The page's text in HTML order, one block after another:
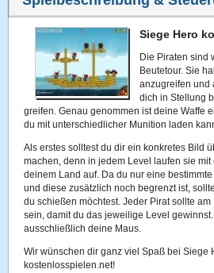
Siege Hero
Die Piraten sind
Beutetour. Sie
anzugreifen und
dich in Stellung
greifen. Genau genommen ist deine Waffe
du mit unterschiedlicher Munition laden
Als erstes solltest du dir ein konkretes Bild
machen, denn in jedem Level laufen sie
deinem Land auf. Da du nur eine
und diese zusätzlich noch begrenzt ist,
du schießen möchtest. Jeder Pirat sollte
sein, damit du das jeweilige Level
ausschließlich deine Maus.
Wir wünschen dir ganz viel Spaß bei Siege
kostenlosspielen.net!